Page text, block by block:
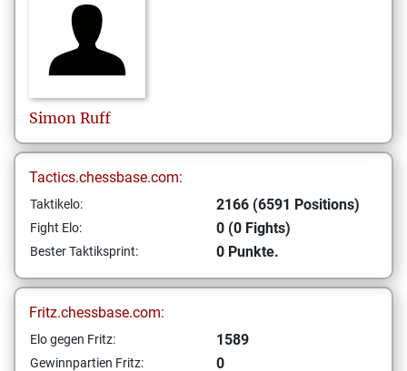
Simon Ruff
Tactics.chessbase.com:
Taktikelo: 2166 (6591 Positions)
Fight Elo: 0 (0 Fights)
Bester Taktiksprint: 0 Punkte.
Fritz.chessbase.com:
Elo gegen Fritz: 1589
Gewinnpartien Fritz: 0